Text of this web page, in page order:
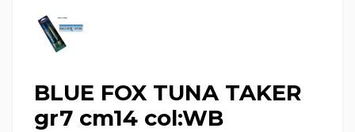
BLUE FOX TUNA TAKER
gr7 cm14 col:WB